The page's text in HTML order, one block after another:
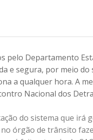
pelo Departamento
e segura, por meio do
a qualquer hora. A
Nacional dos
do sistema que irá
órgão de trânsito